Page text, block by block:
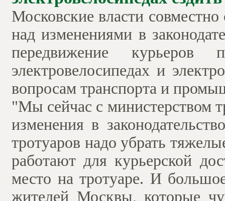
Московские власти
над изменениями в
передвижение
электровелосипедах и
вопросам транспорта и
"Мы сейчас с министерством
изменения в
тротуаров надо убрать
работают для курьерской
место на тротуаре. И
жителей Москвы, которые